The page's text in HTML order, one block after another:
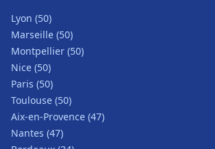
Lyon (50)
Marseille (50)
Montpellier (50)
Nice (50)
Paris (50)
Toulouse (50)
Aix-en-Provence (47)
Nantes (47)